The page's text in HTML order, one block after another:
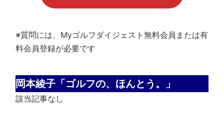
※質問には、Myゴルフダイジェスト無料会員または有
料会員登録が必要です
岡本綾子「ゴルフの、ほんとう。」
該当記事なし